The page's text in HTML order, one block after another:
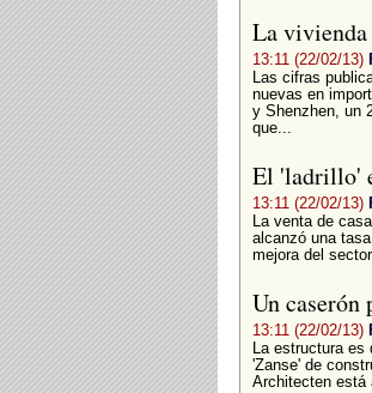
La vivienda
13:11 (22/02/13)
Las cifras
nuevas en
y Shenzhen, un
que...
El 'ladrillo'
13:11 (22/02/13)
La venta de
alcanzó una
mejora del
Un caserón
13:11 (22/02/13)
La estructura es
'Zanse' de
Architecten está